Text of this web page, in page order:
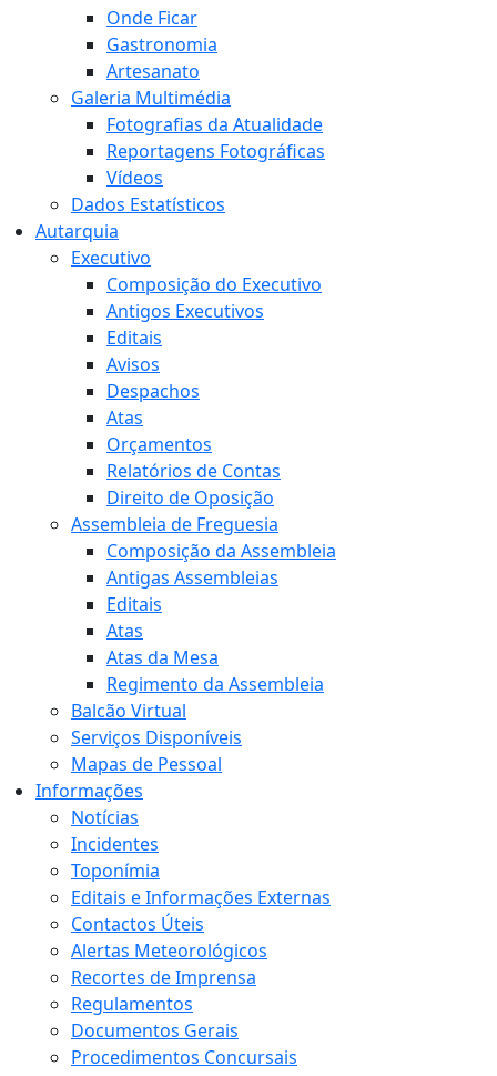
Onde Ficar
Gastronomia
Artesanato
Galeria Multimédia
Fotografias da Atualidade
Reportagens Fotográficas
Vídeos
Dados Estatísticos
Autarquia
Executivo
Composição do Executivo
Antigos Executivos
Editais
Avisos
Despachos
Atas
Orçamentos
Relatórios de Contas
Direito de Oposição
Assembleia de Freguesia
Composição da Assembleia
Antigas Assembleias
Editais
Atas
Atas da Mesa
Regimento da Assembleia
Balcão Virtual
Serviços Disponíveis
Mapas de Pessoal
Informações
Notícias
Incidentes
Toponímia
Editais e Informações Externas
Contactos Úteis
Alertas Meteorológicos
Recortes de Imprensa
Regulamentos
Documentos Gerais
Procedimentos Concursais